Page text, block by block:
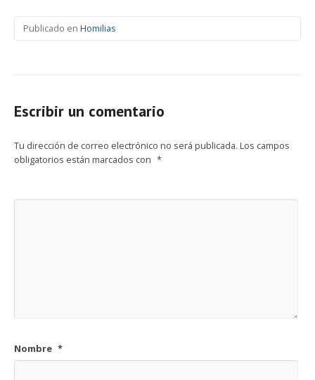
Publicado en Homilias
Escribir un comentario
Tu dirección de correo electrónico no será publicada. Los campos
obligatorios están marcados con *
Nombre *